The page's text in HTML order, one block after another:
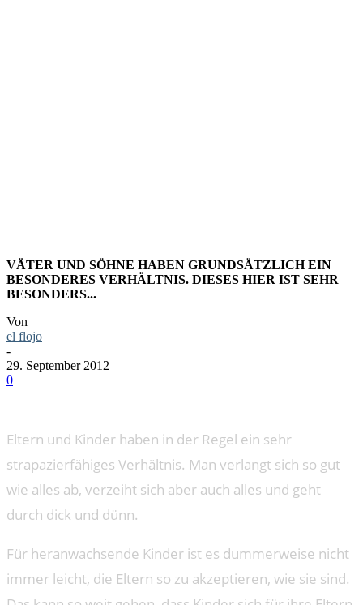
VÄTER UND SÖHNE HABEN GRUNDSÄTZLICH EIN
BESONDERES VERHÄLTNIS. DIESES HIER IST SEHR
BESONDERS...
Von
el flojo
-
29. September 2012
0
Eltern und Kinder haben in der Regel ein sehr
strapazierfähiges Verhältnis. Man verlangt sich so gut
wie alles ab, verzeiht sich aber auch alles und geht
durch dick und dünn.
Für heranwachsende Kinder ist es dummerweise nicht
immer leicht, die Eltern so zu akzeptieren, wie sie sind.